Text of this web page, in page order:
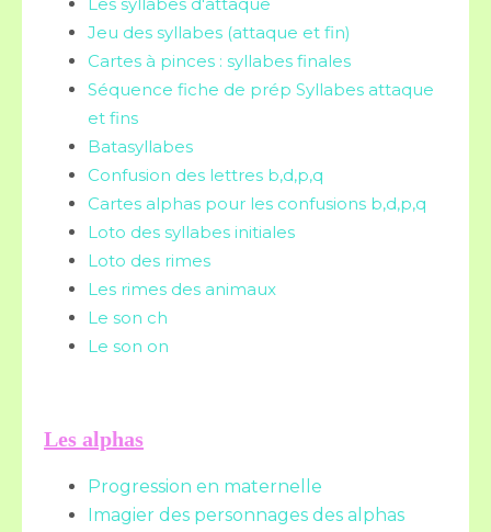
Jeu des syllabes (attaque et fin)
Cartes à pinces : syllabes finales
Séquence fiche de prép Syllabes attaque
et fins
Batasyllabes
Confusion des lettres b,d,p,q
Cartes alphas pour les confusions b,d,p,q
Loto des syllabes initiales
Loto des rimes
Les rimes des animaux
Le son ch
Le son on
Les alphas
Progression en maternelle
Imagier des personnages des alphas